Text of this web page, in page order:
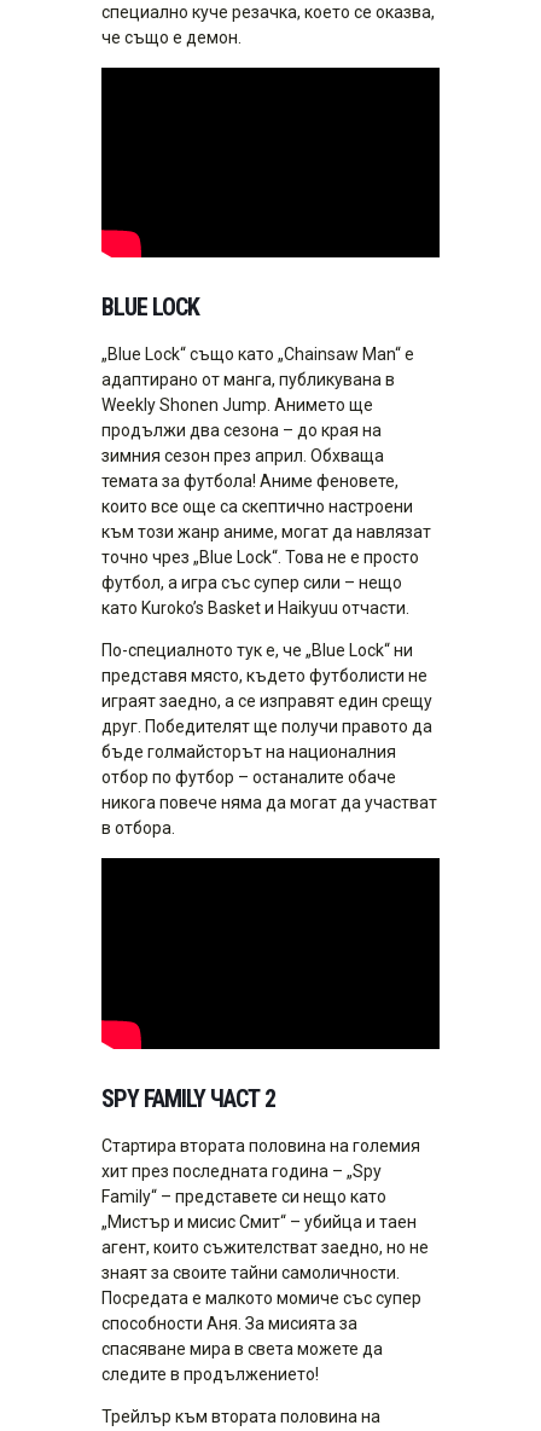
специално куче резачка, което се оказва,
че също е демон.
BLUE LOCK
„Blue Lock“ също като „Chainsaw Man“ е
адаптирано от манга, публикувана в
Weekly Shonen Jump. Анимето ще
продължи два сезона – до края на
зимния сезон през април. Обхваща
темата за футбола! Аниме феновете,
които все още са скептично настроени
към този жанр аниме, могат да навлязат
точно чрез „Blue Lock“. Това не е просто
футбол, а игра със супер сили – нещо
като Kuroko’s Basket и Haikyuu отчасти.
По-специалното тук е, че „Blue Lock“ ни
представя място, където футболисти не
играят заедно, а се изправят един срещу
друг. Победителят ще получи правото да
бъде голмайсторът на националния
отбор по футбор – останалите обаче
никога повече няма да могат да участват
в отбора.
SPY FAMILY ЧАСТ 2
Стартира втората половина на големия
хит през последната година – „Spy
Family“ – представете си нещо като
„Мистър и мисис Смит“ – убийца и таен
агент, които съжителстват заедно, но не
знаят за своите тайни самоличности.
Посредата е малкото момиче със супер
способности Аня. За мисията за
спасяване мира в света можете да
следите в продължението!
Трейлър към втората половина на